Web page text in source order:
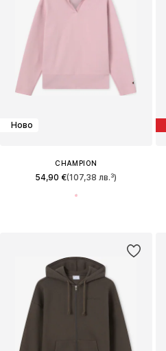
Ново
CHAMPION
54,90 €(107,38 лв.³)